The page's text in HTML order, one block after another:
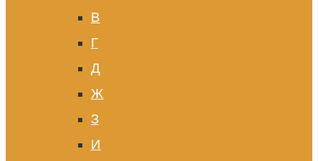
В
Г
Д
Ж
З
И